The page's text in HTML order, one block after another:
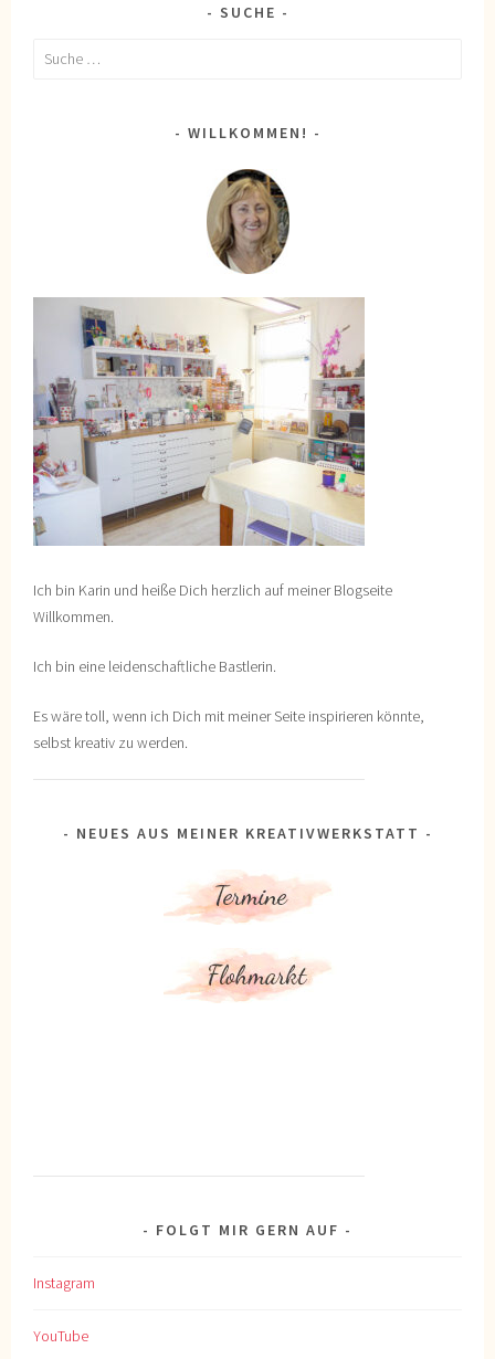
SUCHE
Suche
WILLKOMMEN!
Ich bin Karin und heiße Dich herzlich auf meiner Blogseite
Willkommen.
Ich bin eine leidenschaftliche Bastlerin.
Es wäre toll, wenn ich Dich mit meiner Seite inspirieren könnte,
selbst kreativ zu werden.
NEUES AUS MEINER KREATIVWERKSTATT
FOLGT MIR GERN AUF
Instagram
YouTube